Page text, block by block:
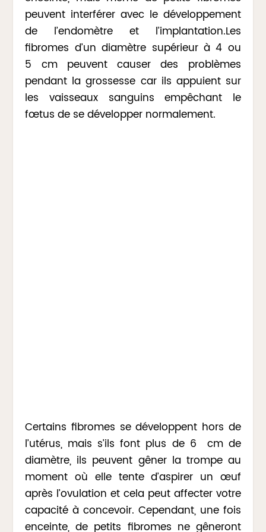
peuvent interférer avec le développement
de l’endomètre et l’implantation.Les
fibromes d’un diamètre supérieur à 4 ou
5 cm peuvent causer des problèmes
pendant la grossesse car ils appuient sur
les vaisseaux sanguins empêchant le
fœtus de se développer normalement.
Certains fibromes se développent hors de
l’utérus, mais s’ils font plus de 6 cm de
diamètre, ils peuvent gêner la trompe au
moment où elle tente d’aspirer un œuf
après l’ovulation et cela peut affecter votre
capacité à concevoir. Cependant, une fois
enceinte, de petits fibromes ne gêneront